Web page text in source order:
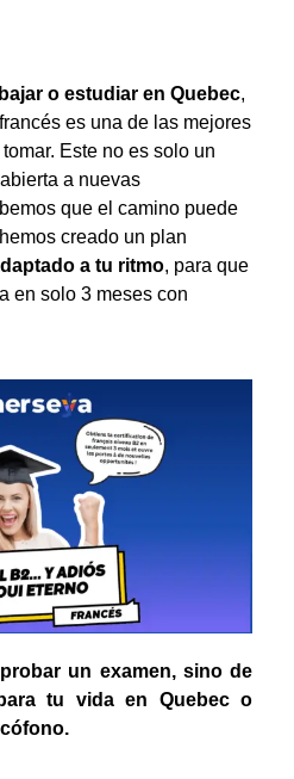
o estudiar en Quebec,
es una de las mejores
Este no es solo un
a nuevas
que el camino puede
creado un plan
a tu ritmo, para que
en solo 3 meses con
un examen, sino de
tu vida en Quebec o